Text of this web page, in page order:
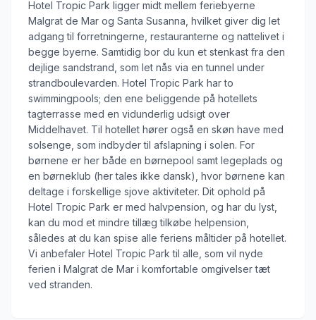
Hotel Tropic Park ligger midt mellem feriebyerne
Malgrat de Mar og Santa Susanna, hvilket giver dig let
adgang til forretningerne, restauranterne og nattelivet i
begge byerne. Samtidig bor du kun et stenkast fra den
dejlige sandstrand, som let nås via en tunnel under
strandboulevarden. Hotel Tropic Park har to
swimmingpools; den ene beliggende på hotellets
tagterrasse med en vidunderlig udsigt over
Middelhavet. Til hotellet hører også en skøn have med
solsenge, som indbyder til afslapning i solen. For
børnene er her både en børnepool samt legeplads og
en børneklub (her tales ikke dansk), hvor børnene kan
deltage i forskellige sjove aktiviteter. Dit ophold på
Hotel Tropic Park er med halvpension, og har du lyst,
kan du mod et mindre tillæg tilkøbe helpension,
således at du kan spise alle feriens måltider på hotellet.
Vi anbefaler Hotel Tropic Park til alle, som vil nyde
ferien i Malgrat de Mar i komfortable omgivelser tæt
ved stranden.